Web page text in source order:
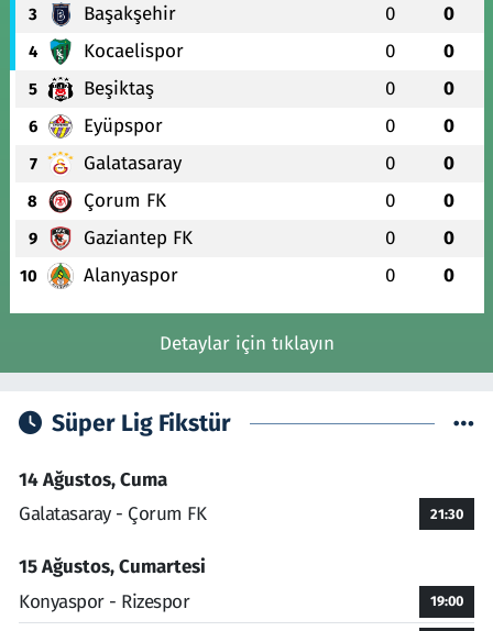
3 Başakşehir 0 0
4 Kocaelispor 0 0
5 Beşiktaş 0 0
6 Eyüpspor 0 0
7 Galatasaray 0 0
8 Çorum FK 0 0
9 Gaziantep FK 0 0
10 Alanyaspor 0 0
Detaylar için tıklayın
Süper Lig Fikstür
14 Ağustos, Cuma
Galatasaray - Çorum FK
21:30
15 Ağustos, Cumartesi
Konyaspor - Rizespor
19:00